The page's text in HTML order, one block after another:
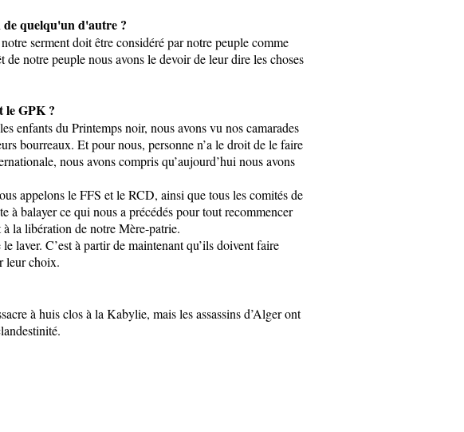
de quelqu'un d'autre ?
serment doit être considéré par notre peuple comme
notre peuple nous avons le devoir de leur dire les choses
le GPK ?
enfants du Printemps noir, nous avons vu nos camarades
bourreaux. Et pour nous, personne n’a le droit de le faire
nous avons compris qu’aujourd’hui nous avons
appelons le FFS et le RCD, ainsi que tous les comités de
balayer ce qui nous a précédés pour tout recommencer
la libération de notre Mère-patrie.
laver. C’est à partir de maintenant qu’ils doivent faire
leur choix.
à huis clos à la Kabylie, mais les assassins d’Alger ont